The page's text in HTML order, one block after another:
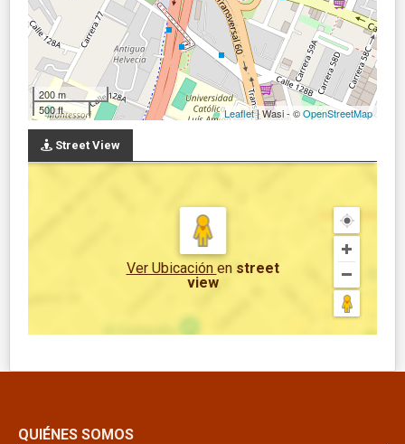
200 m
500 ft
Leaflet| Wasi - ©OpenStreetMap
Street View
Ver Ubicación en street
view
QUIÉNES SOMOS